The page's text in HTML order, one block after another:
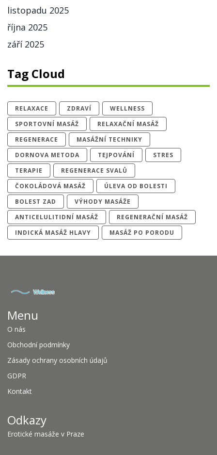
listopadu 2025
října 2025
září 2025
Tag Cloud
RELAXACE ZDRAVÍ
WELLNESS
SPORTOVNÍ MASÁŽ
RELAXAČNÍ MASÁŽ
REGENERACE
MASÁŽNÍ TECHNIKY
DORNOVA METODA
TEJPOVÁNÍ
STRES
TERAPIE
REGENERACE SVALŮ
ČOKOLÁDOVÁ MASÁŽ
ÚLEVA OD BOLESTI
BOLEST ZAD
VÝHODY MASÁŽE
ANTICELULITIDNÍ MASÁŽ
REGENERAČNÍ MASÁŽ
INDICKÁ MASÁŽ HLAVY
MASÁŽ PO PORODU
Menu
O nás
Obchodní podmínky
Zásady ochrany osobních údajů
GDPR
Kontakt
Odkazy
Erotické masáže v Praze